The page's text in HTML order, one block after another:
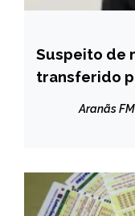
MINAS
GERAIS
NOTÍCIAS
Suspeito de
transferido
Aranãs FM